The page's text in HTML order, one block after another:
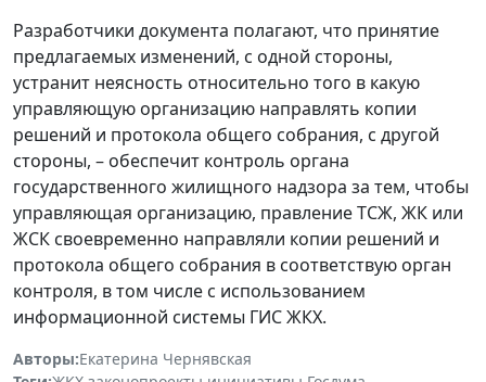
Разработчики документа полагают, что принятие
предлагаемых изменений, с одной стороны,
устранит неясность относительно того в какую
управляющую организацию направлять копии
решений и протокола общего собрания, с другой
стороны, – обеспечит контроль органа
государственного жилищного надзора за тем, чтобы
управляющая организацию, правление ТСЖ, ЖК или
ЖСК своевременно направляли копии решений и
протокола общего собрания в соответствую орган
контроля, в том числе с использованием
информационной системы ГИС ЖКХ.
Авторы:Екатерина Чернявская